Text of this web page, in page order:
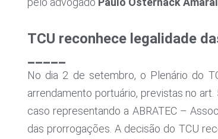
TCU reconhece legalidade
No dia 2 de setembro, o Plenário do
arrendamento portuário, previstas no
caso representando a ABRATEC –
das prorrogações. A decisão do TCU